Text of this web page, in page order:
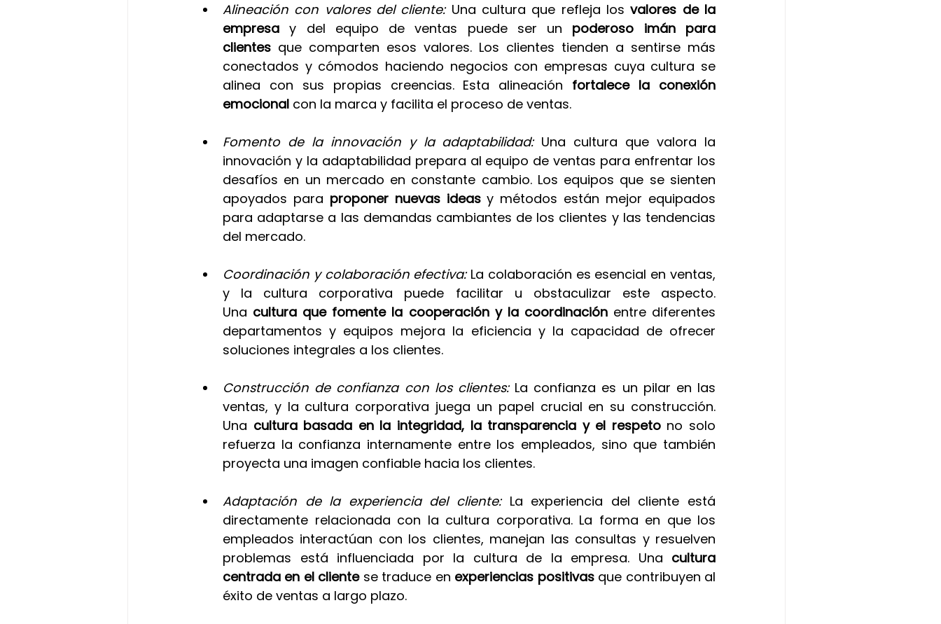
Alineación con valores del cliente: Una cultura que refleja los valores de la
empresa y del equipo de ventas puede ser un poderoso imán para
clientes que comparten esos valores. Los clientes tienden a sentirse más
conectados y cómodos haciendo negocios con empresas cuya cultura se
alinea con sus propias creencias. Esta alineación fortalece la conexión
emocional con la marca y facilita el proceso de ventas.
Fomento de la innovación y la adaptabilidad: Una cultura que valora la
innovación y la adaptabilidad prepara al equipo de ventas para enfrentar los
desafíos en un mercado en constante cambio. Los equipos que se sienten
apoyados para proponer nuevas ideas y métodos están mejor equipados
para adaptarse a las demandas cambiantes de los clientes y las tendencias
del mercado.
Coordinación y colaboración efectiva: La colaboración es esencial en ventas,
y la cultura corporativa puede facilitar u obstaculizar este aspecto.
Una cultura que fomente la cooperación y la coordinación entre diferentes
departamentos y equipos mejora la eficiencia y la capacidad de ofrecer
soluciones integrales a los clientes.
Construcción de confianza con los clientes: La confianza es un pilar en las
ventas, y la cultura corporativa juega un papel crucial en su construcción.
Una cultura basada en la integridad, la transparencia y el respeto no solo
refuerza la confianza internamente entre los empleados, sino que también
proyecta una imagen confiable hacia los clientes.
Adaptación de la experiencia del cliente: La experiencia del cliente está
directamente relacionada con la cultura corporativa. La forma en que los
empleados interactúan con los clientes, manejan las consultas y resuelven
problemas está influenciada por la cultura de la empresa. Una cultura
centrada en el cliente se traduce en experiencias positivas que contribuyen al
éxito de ventas a largo plazo.